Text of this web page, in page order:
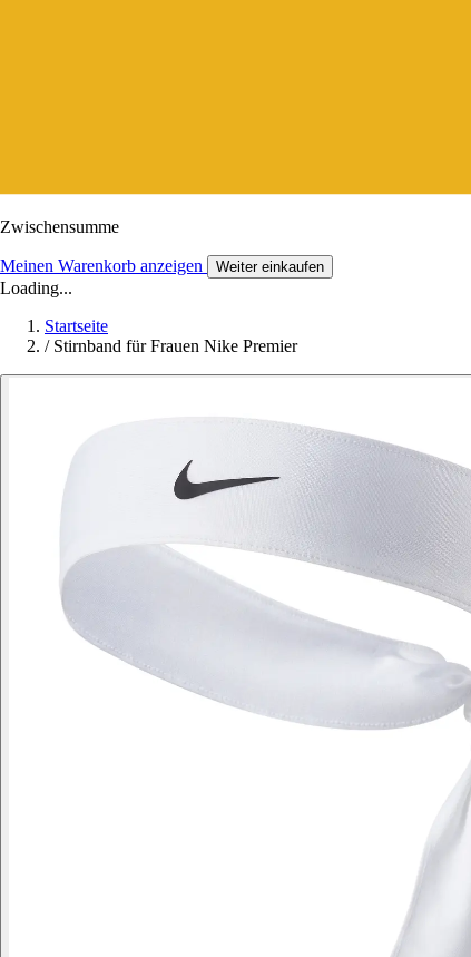
Zwischensumme
Meinen Warenkorb anzeigen Weiter einkaufen
Loading...
Startseite
/ Stirnband für Frauen Nike Premier